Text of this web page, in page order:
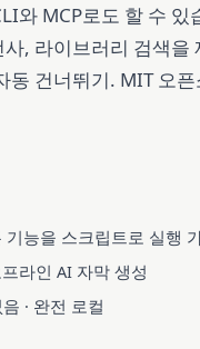
와 MCP로도 할 수 있
, 라이브러리 검색을
동 건너뛰기. MIT 오픈
능을 스크립트로 실행
라인 AI 자막 생성
· 완전 로컬